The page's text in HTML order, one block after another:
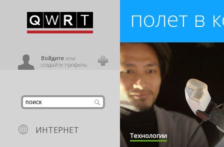
Войдитеили
создайте профиль
ИНТЕРНЕТ
полет в
Технологии